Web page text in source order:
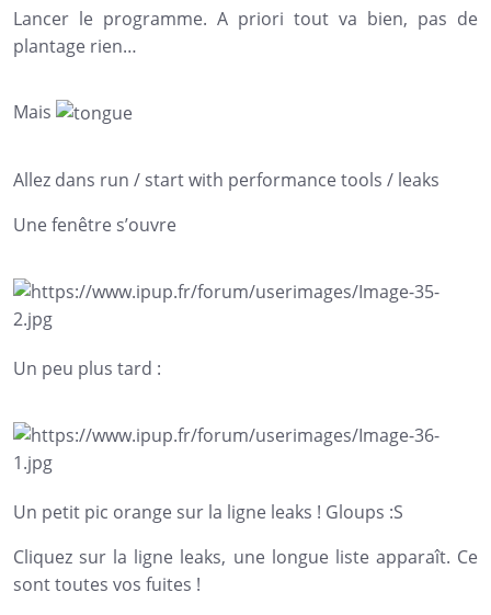
Lancer le programme. A priori tout va bien, pas de
plantage rien…
Mais
Allez dans run / start with performance tools / leaks
Une fenêtre s’ouvre
Un peu plus tard :
Un petit pic orange sur la ligne leaks ! Gloups :S
Cliquez sur la ligne leaks, une longue liste apparaît. Ce
sont toutes vos fuites !